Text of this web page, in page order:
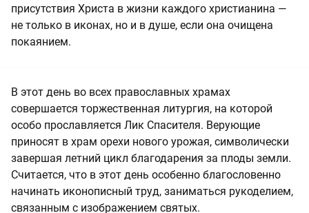
присутствия Христа в жизни каждого христианина —
не только в иконах, но и в душе, если она очищена
покаянием.
В этот день во всех православных храмах
совершается торжественная литургия, на которой
особо прославляется Лик Спасителя. Верующие
приносят в храм орехи нового урожая, символически
завершая летний цикл благодарения за плоды земли.
Считается, что в этот день особенно благословенно
начинать иконописный труд, заниматься рукоделием,
связанным с изображением святых.